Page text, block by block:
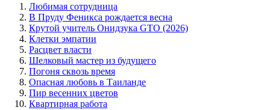
Любимая сотрудница
В Пруду Феникса рождается весна
Крутой учитель Онидзука GTO (2026)
Клетки эмпатии
Расцвет власти
Шелковый мастер из будущего
Погоня сквозь время
Опасная любовь в Таиланде
Пир весенних цветов
Квартирная работа